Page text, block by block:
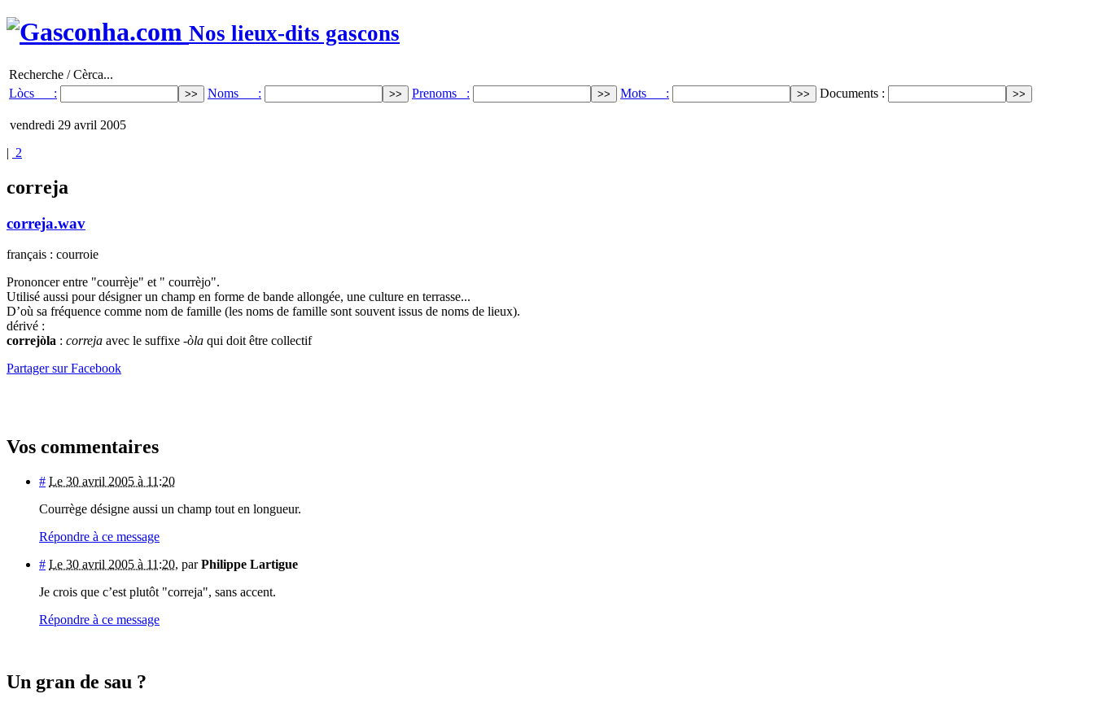
Nos lieux-dits gascons
Recherche / Cèrca...
Lòcs :
Noms : Prenoms : Mots : Documents :
vendredi 29 avril 2005
| 2
correja
correja.wav
français : courroie
Prononcer entre "courrèje" et " courrèjo".
Utilisé aussi pour désigner un champ en forme de bande allongée, une culture en terrasse...
D’où sa fréquence comme nom de famille (les noms de famille sont souvent issus de noms de lieux).
dérivé :
correjòla : correja avec le suffixe -òla qui doit être collectif
Partager sur Facebook
Vos commentaires
# Le 30 avril 2005 à 11:20
Courrège désigne aussi un champ tout en longueur.
Répondre à ce message
# Le 30 avril 2005 à 11:20, parPhilippe Lartigue
Je crois que c’est plutôt "correja", sans accent.
Répondre à ce message
Un gran de sau ?